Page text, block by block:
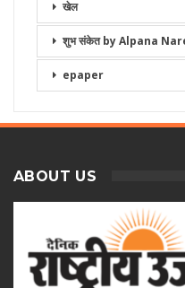
खेल
शुभ संकेत by Alpana
epaper
ABOUT US